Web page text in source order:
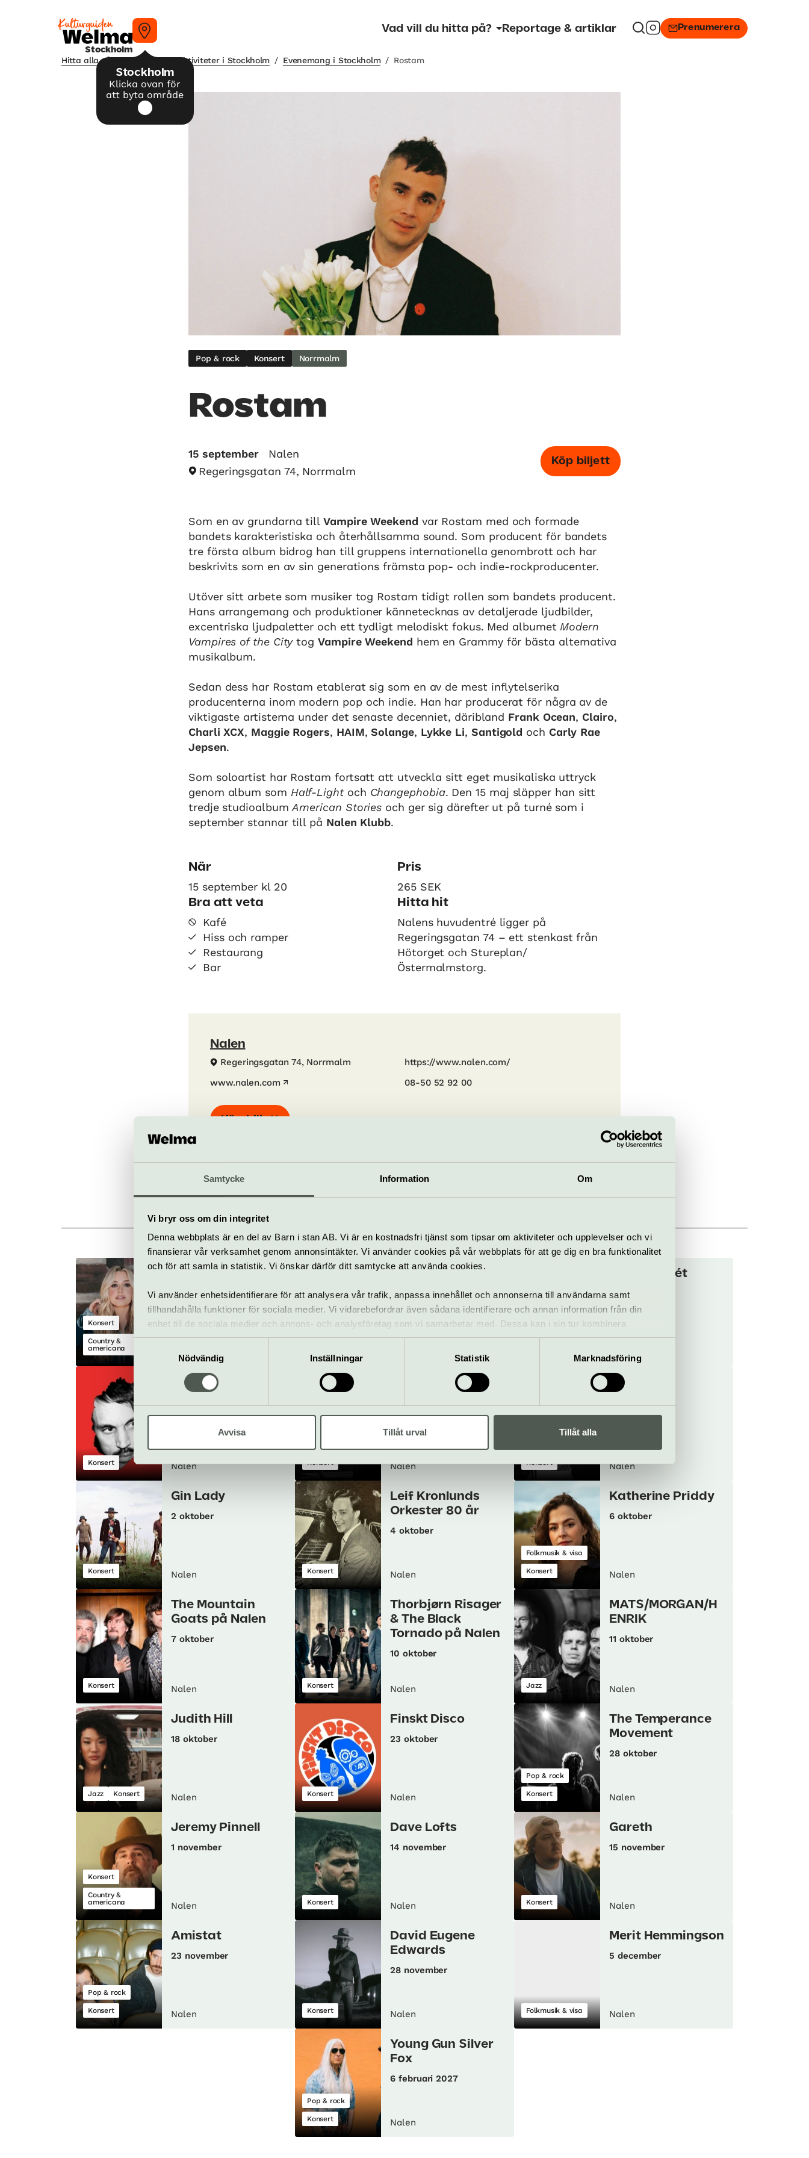
Samtycke Information Om
Vi bryr oss om din integritet
Denna webbplats är en del av Barn i stan AB. Vi är en kostnadsfri tjänst som tipsar om aktiviteter och upplevelser och vi
finansierar vår verksamhet genom annonsintäkter. Vi använder cookies på vår webbplats för att ge dig en bra funktionalitet
och för att samla in statistik. Vi önskar därför ditt samtycke att använda cookies.
Vi använder enhetsidentifierare för att analysera vår trafik, anpassa innehållet och annonserna till användarna samt
tillhandahålla funktioner för sociala medier. Vi vidarebefordrar även sådana identifierare och annan information från din
enhet till de sociala medier och annons- och analysföretag som vi samarbetar med. Dessa kan i sin tur kombinera
informationen med annan information som du har tillhandahållit eller som de har samlat in när du har använt deras tjänster.
Nödvändig
Inställningar Statistik Marknadsföring
Avvisa Tillåt urval Tillåt alla
Stockholm
Stockholm
Klicka ovan för
att byta område
Vad vill du hitta på? Reportage & artiklar Prenumerera
Hitta alla våra tips på kulturaktiviteter i Stockholm / Evenemang i Stockholm / Rostam
Pop & rock Konsert Norrmalm
Rostam
15 september
Nalen
Regeringsgatan 74, Norrmalm
Köp biljett
Som en av grundarna till Vampire Weekend var Rostam med och formade
bandets karakteristiska och återhållsamma sound. Som producent för bandets
tre första album bidrog han till gruppens internationella genombrott och har
beskrivits som en av sin generations främsta pop- och indie-rockproducenter.
Utöver sitt arbete som musiker tog Rostam tidigt rollen som bandets producent.
Hans arrangemang och produktioner kännetecknas av detaljerade ljudbilder,
excentriska ljudpaletter och ett tydligt melodiskt fokus. Med albumet Modern
Vampires of the CitytogVampire Weekend hem en Grammy för bästa alternativa
musikalbum.
Sedan dess har Rostam etablerat sig som en av de mest inflytelserika
producenterna inom modern pop och indie. Han har producerat för några av de
viktigaste artisterna under det senaste decenniet, däribland Frank Ocean, Clairo,
Charli XCX, Maggie Rogers, HAIM,Solange, Lykke Li, Santigold och Carly Rae
Jepsen.
Som soloartist har Rostam fortsatt att utveckla sitt eget musikaliska uttryck
genom album som Half-Lightoch Changephobia. Den 15 maj släpper han sitt
tredje studioalbumAmerican Stories och ger sig därefter ut på turné som i
september stannar till på Nalen Klubb.
När
15 september kl 20
Pris
265 SEK
Bra att veta
Kafé
Hiss och ramper
Restaurang
Bar
Hitta hit
Nalens huvudentré ligger på
Regeringsgatan 74 – ett stenkast från
Hötorget och Stureplan/
Östermalmstorg.
Nalen
Regeringsgatan 74, Norrmalm
www.nalen.com
https://www.nalen.com/
08-50 52 92 00
Konsert
Country &
americana
25 augusti
Pop & rock
Country &
20 september
Donny Benét
27 september
Konsert
Kleerup
Nalen Konsert
Glen Hansard | 1
1 oktober
Nalen Konsert
Allie X
Nalen
Konsert
Gin Lady
2 oktober
Nalen Konsert
Leif Kronlunds
Orkester 80 år
4 oktober
Nalen
Folkmusik & visa
Konsert
Katherine Priddy
6 oktober
Nalen
Konsert
The Mountain
Goats på Nalen
7 oktober
Nalen Konsert
Thorbjørn Risager
& The Black
Tornado på Nalen
10 oktober
Nalen Jazz
MATS/MORGAN/H
ENRIK
11 oktober
Nalen
Jazz Konsert
Judith Hill
18 oktober
Nalen Konsert
Finskt Disco
23 oktober
Nalen
Pop & rock
Konsert
The Temperance
Movement
28 oktober
Nalen
Konsert
Country &
americana
Jeremy Pinnell
1 november
Nalen Konsert
Dave Lofts
14 november
Nalen Konsert
Gareth
15 november
Nalen
Pop & rock
Konsert
Amistat
23 november
Nalen Konsert
David Eugene
Edwards
28 november
Nalen Folkmusik & visa
Merit Hemmingson
5 december
Nalen
Pop & rock
Konsert
Young Gun Silver
Fox
6 februari 2027
Nalen